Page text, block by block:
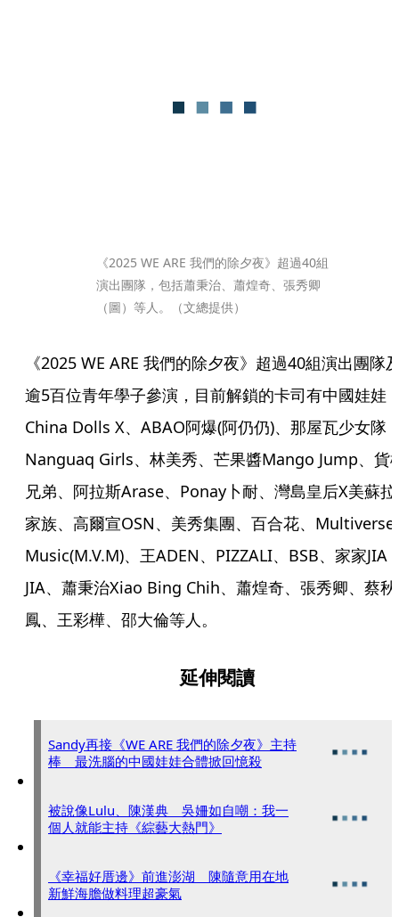
《2025 WE ARE 我們的除夕夜》超過40組
演出團隊，包括蕭秉治、蕭煌奇、張秀卿
（圖）等人。（文總提供）
《2025 WE ARE 我們的除夕夜》超過40組演出團隊
逾5百位青年學子參演，目前解鎖的卡司有中國娃娃
China Dolls X、ABAO阿爆(阿仍仍)、那屋瓦少女隊
Nanguaq Girls、林美秀、芒果醬Mango Jump、貨
兄弟、阿拉斯Arase、Ponay卜耐、灣島皇后X美蘇拉
家族、高爾宣OSN、美秀集團、百合花、Multiverse
Music(M.V.M)、王ADEN、PIZZALI、BSB、家家JIA
JIA、蕭秉治Xiao Bing Chih、蕭煌奇、張秀卿、蔡秋
鳳、王彩樺、邵大倫等人。
延伸閱讀
Sandy再接《WE ARE 我們的除夕夜》主持
棒 最洗腦的中國娃娃合體掀回憶殺
被說像Lulu、陳漢典 吳姍如自嘲：我一
個人就能主持《綜藝大熱門》
《幸福好厝邊》前進澎湖 陳隨意用在地
新鮮海膽做料理超豪氣